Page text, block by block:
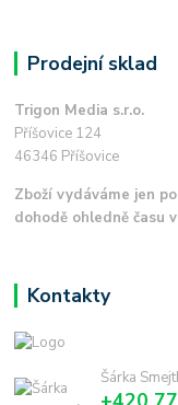
Prodejní sklad
Trigon Media s.r.o.
Příšovice 124
46346 Příšovice
Zboží vydáváme jen
dohodě ohledně času
Kontakty
Šárka